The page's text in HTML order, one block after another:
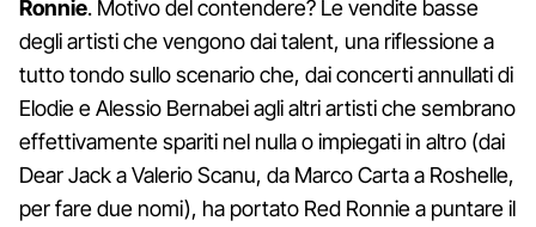
Ronnie. Motivo del contendere? Le vendite basse
degli artisti che vengono dai talent, una riflessione a
tutto tondo sullo scenario che, dai concerti annullati di
Elodie e Alessio Bernabei agli altri artisti che sembrano
effettivamente spariti nel nulla o impiegati in altro (dai
Dear Jack a Valerio Scanu, da Marco Carta a Roshelle,
per fare due nomi), ha portato Red Ronnie a puntare il